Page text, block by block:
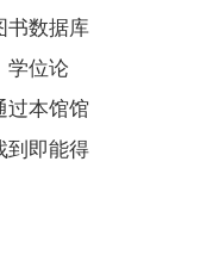
书数据库
学位论
过本馆馆
到即能得